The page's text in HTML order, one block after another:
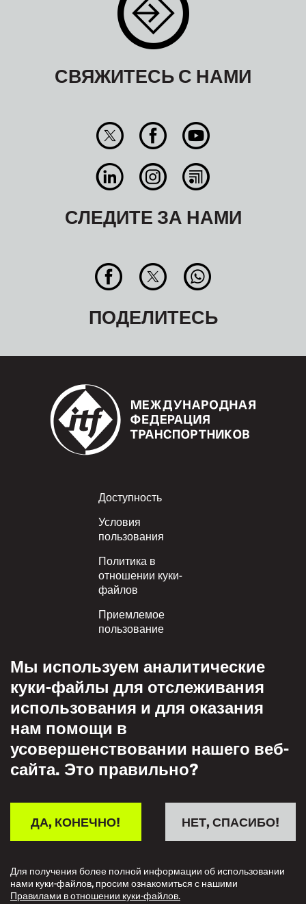
СВЯЖИТЕСЬ С НАМИ
СЛЕДИТЕ ЗА НАМИ
ПОДЕЛИТЕСЬ
Footer
Доступность
Условия
пользования
Политика в
отношении куки-
файлов
Приемлемое
пользование
конфиденциальности
Политика взаимного
уважения
Мы используем аналитические
куки-файлы для отслеживания
использования и для оказания
нам помощи в
усовершенствовании нашего веб-
сайта. Это правильно?
НЕТ, СПАСИБО!
ДА, КОНЕЧНО!
Для получения более полной информации об использовании
нами куки-файлов, просим ознакомиться с нашими
Правилами в отношении куки-файлов.